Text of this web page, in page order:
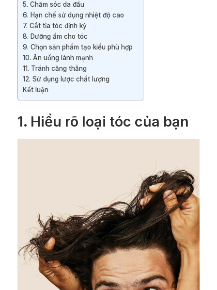
5. Chăm sóc da đầu
6. Hạn chế sử dụng nhiệt độ cao
7. Cắt tỉa tóc định kỳ
8. Dưỡng ẩm cho tóc
9. Chọn sản phẩm tạo kiểu phù hợp
10. Ăn uống lành mạnh
11. Tránh căng thẳng
12. Sử dụng lược chất lượng
Kết luận
1. Hiểu rõ loại tóc của bạn